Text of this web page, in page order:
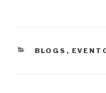
CATEGORÍAS
BLOGS ,